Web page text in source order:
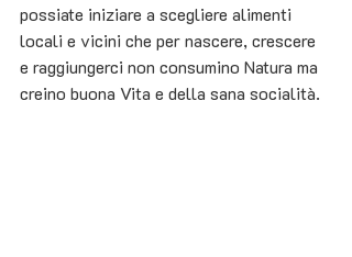
possiate iniziare a scegliere alimenti
locali e vicini che per nascere, crescere
e raggiungerci non consumino Natura ma
creino buona Vita e della sana socialità.